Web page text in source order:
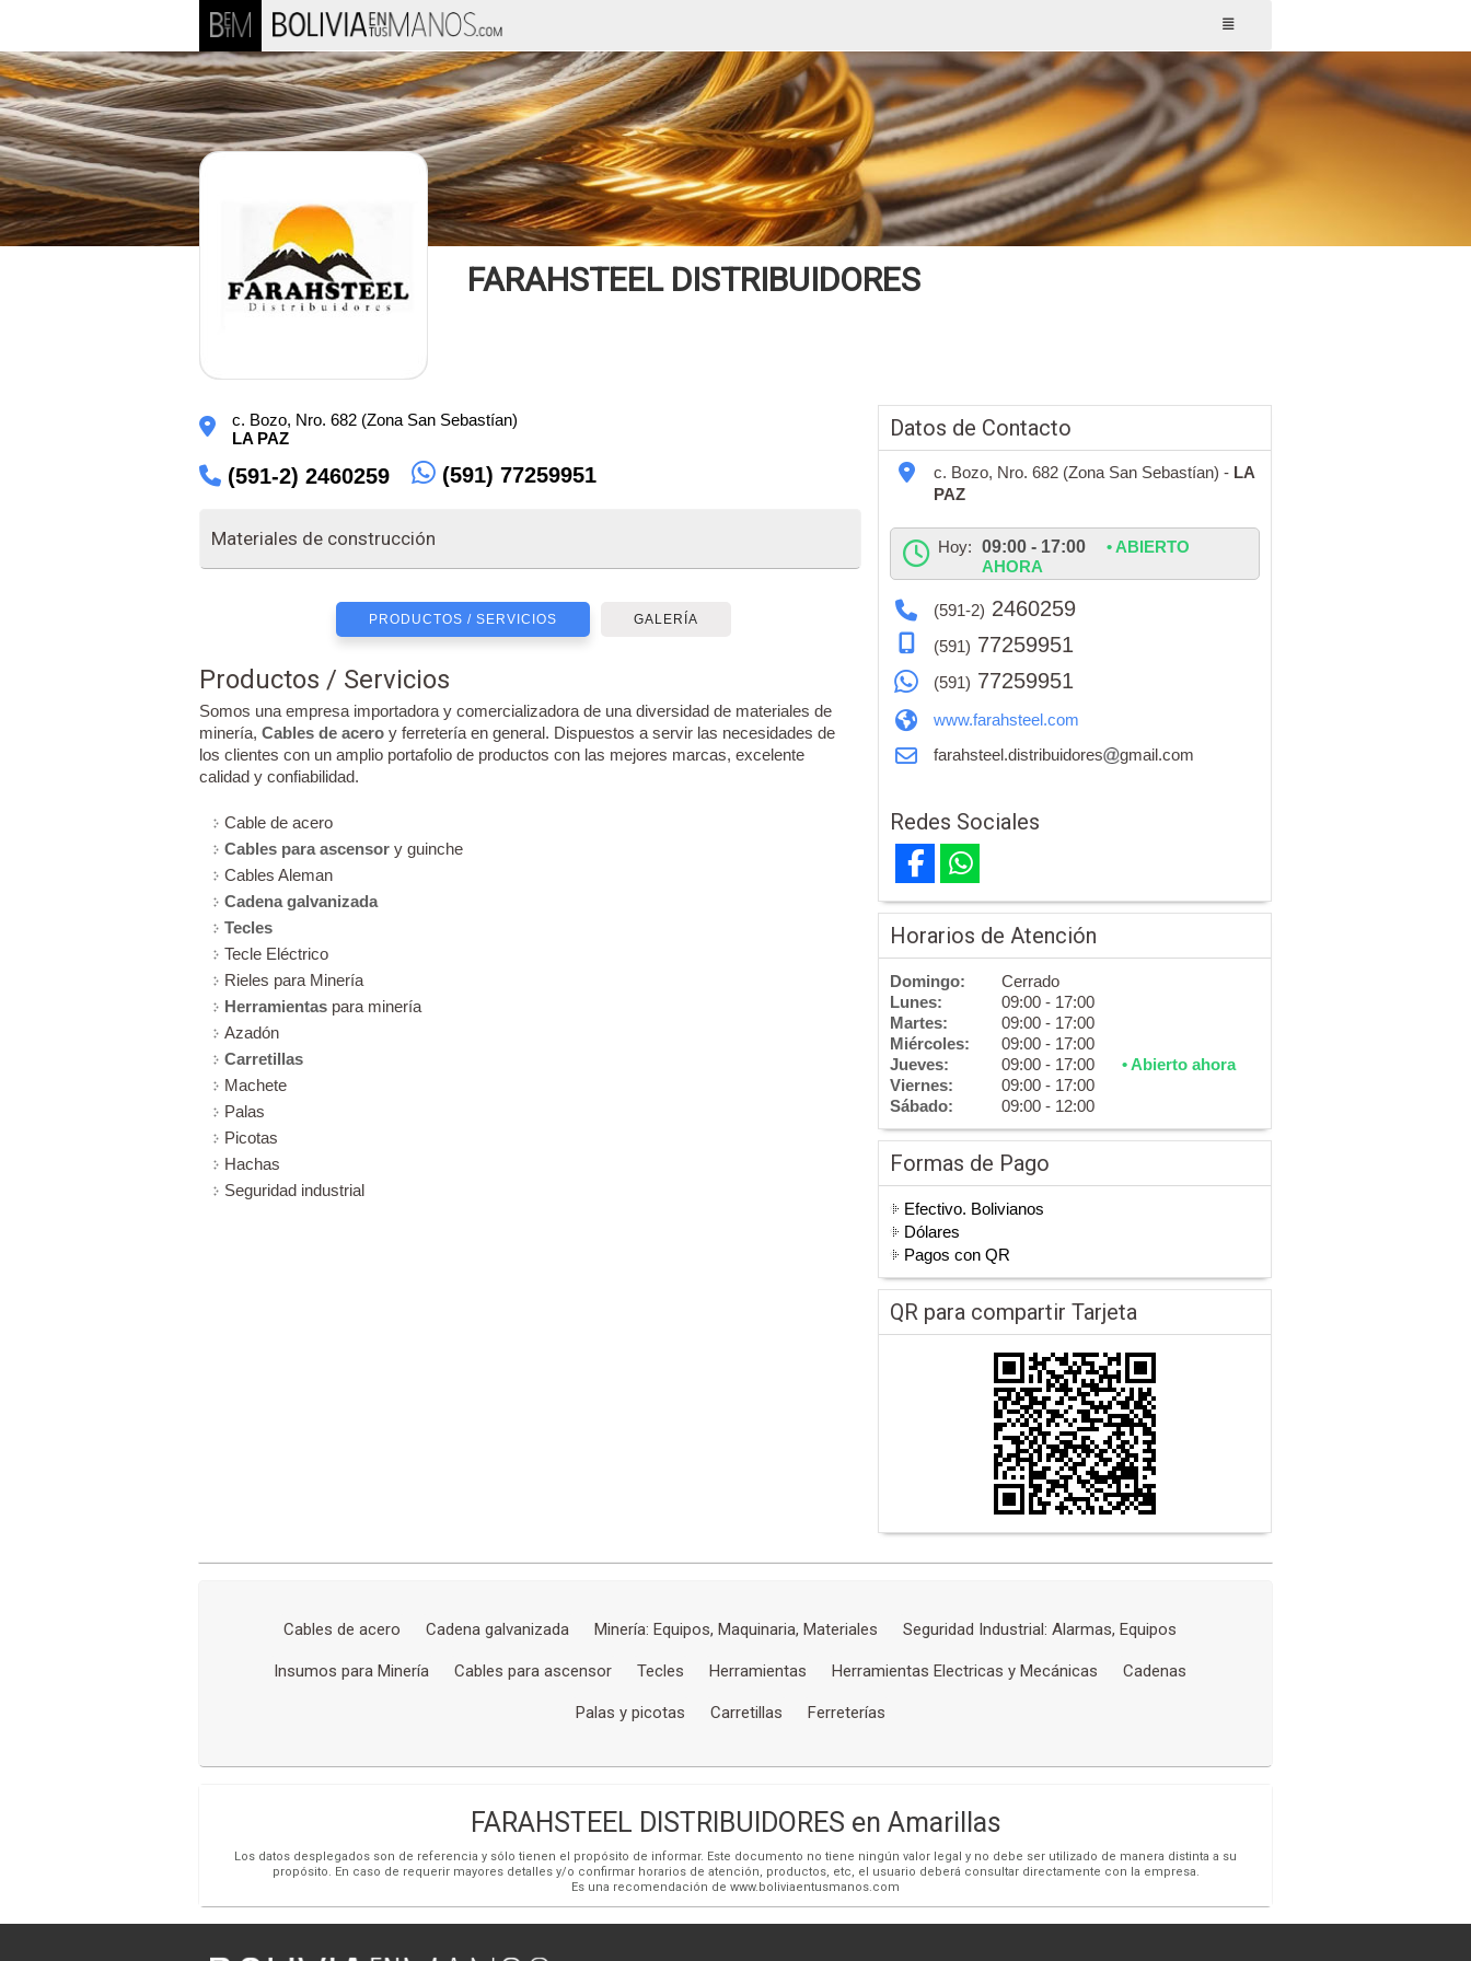
FARAHSTEEL DISTRIBUIDORES
c. Bozo, Nro. 682 (Zona San Sebastían)
LA PAZ
(591-2) 2460259 (591) 77259951
Materiales de construcción
PRODUCTOS / SERVICIOS GALERÍA
Productos / Servicios
Somos una empresa importadora y comercializadora de una diversidad de materiales de
minería, Cables de acero y ferretería en general. Dispuestos a servir las necesidades de
los clientes con un amplio portafolio de productos con las mejores marcas, excelente
calidad y confiabilidad.
Cable de acero
Cables para ascensor y guinche
Cables Aleman
Cadena galvanizada
Tecles
Tecle Eléctrico
Rieles para Minería
Herramientas para minería
Azadón
Carretillas
Machete
Palas
Picotas
Hachas
Seguridad industrial
Datos de Contacto
c. Bozo, Nro. 682 (Zona San Sebastían) - LA
PAZ
Hoy: 09:00 - 17:00
• ABIERTO
AHORA
(591-2) 2460259
(591) 77259951
(591) 77259951
www.farahsteel.com
farahsteel.distribuidores
gmail.com
Redes Sociales
Horarios de Atención
Domingo:
Cerrado
Lunes:
09:00 - 17:00
Martes:
09:00 - 17:00
Miércoles:
09:00 - 17:00
Jueves:
09:00 - 17:00
• Abierto ahora
Viernes:
09:00 - 17:00
Sábado:
09:00 - 12:00
Formas de Pago
Efectivo. Bolivianos
Dólares
Pagos con QR
QR para compartir Tarjeta
Cables de acero Cadena galvanizada Minería: Equipos, Maquinaria, Materiales Seguridad Industrial: Alarmas, Equipos
Insumos para Minería Cables para ascensor Tecles Herramientas Herramientas Electricas y Mecánicas Cadenas
Palas y picotas Carretillas Ferreterías
FARAHSTEEL DISTRIBUIDORES en Amarillas
Los datos desplegados son de referencia y sólo tienen el propósito de informar. Este documento no tiene ningún valor legal y no debe ser utilizado de manera distinta a su
propósito. En caso de requerir mayores detalles y/o confirmar horarios de atención, productos, etc, el usuario deberá consultar directamente con la empresa.
Es una recomendación de www.boliviaentusmanos.com